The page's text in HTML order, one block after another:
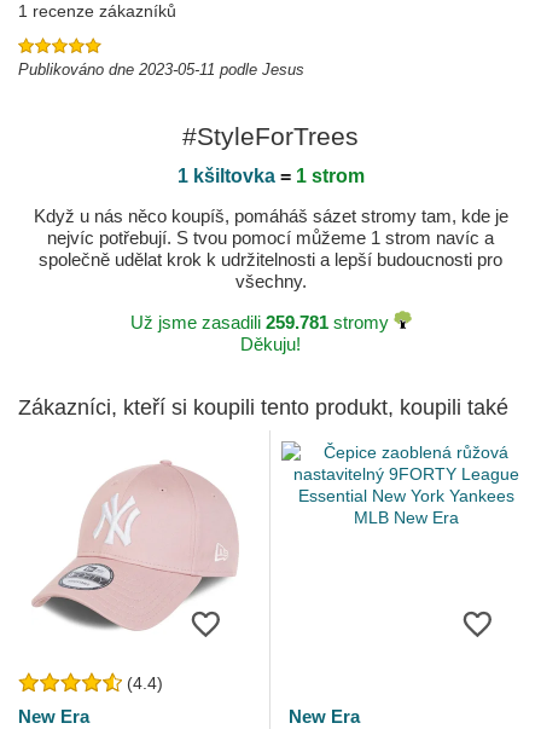
1 recenze zákazníků
Publikováno dne 2023-05-11 podle Jesus
#StyleForTrees
1 kšiltovka= 1 strom
Když u nás něco koupíš, pomáháš sázet stromy tam, kde je
nejvíc potřebují. S tvou pomocí můžeme 1 strom navíc a
společně udělat krok k udržitelnosti a lepší budoucnosti pro
všechny.
Už jsme zasadili 259.781stromy
Děkuju!
Zákazníci, kteří si koupili tento produkt, koupili také
(4.4)
New Era
New Era